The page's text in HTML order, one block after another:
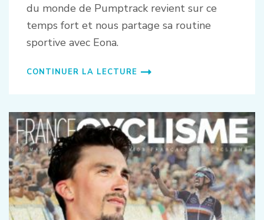
du monde de Pumptrack revient sur ce
temps fort et nous partage sa routine
sportive avec Eona.
CONTINUER LA LECTURE